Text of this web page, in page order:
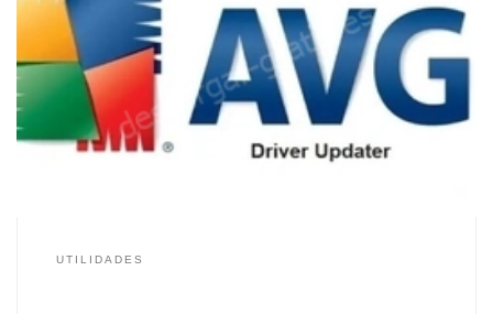
AVG Driver Updater está diseñado para analizar tu PC
en busca de drivers (controladores) que estén
obsoletos y proceder a su actualización, así mejorar el
rendimiento del sistema, componentes y dispositivos.
Este actualizador de drivers reconoce más de 8
millones de drivers distintos de más de 1300 fabricantes
de hardware. […]
UTILIDADES